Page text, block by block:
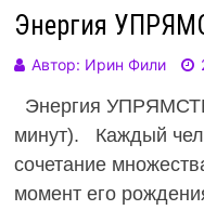
Энергия
Автор: Ирин Фили
Энергия
минут). Каждый
сочетание
момент его